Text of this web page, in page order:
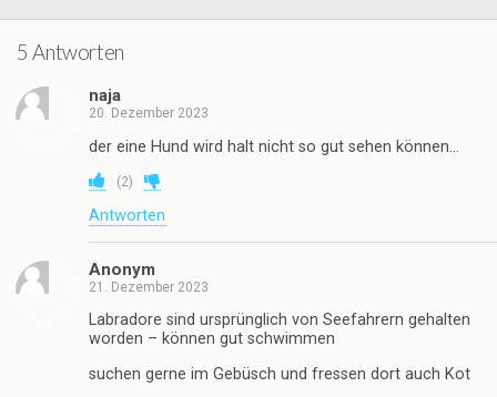
5 Antworten
naja
20. Dezember 2023
der eine Hund wird halt nicht so gut sehen können…
(2)
Antworten
Anonym
21. Dezember 2023
Labradore sind ursprünglich von Seefahrern gehalten
worden – können gut schwimmen
suchen gerne im Gebüsch und fressen dort auch Kot